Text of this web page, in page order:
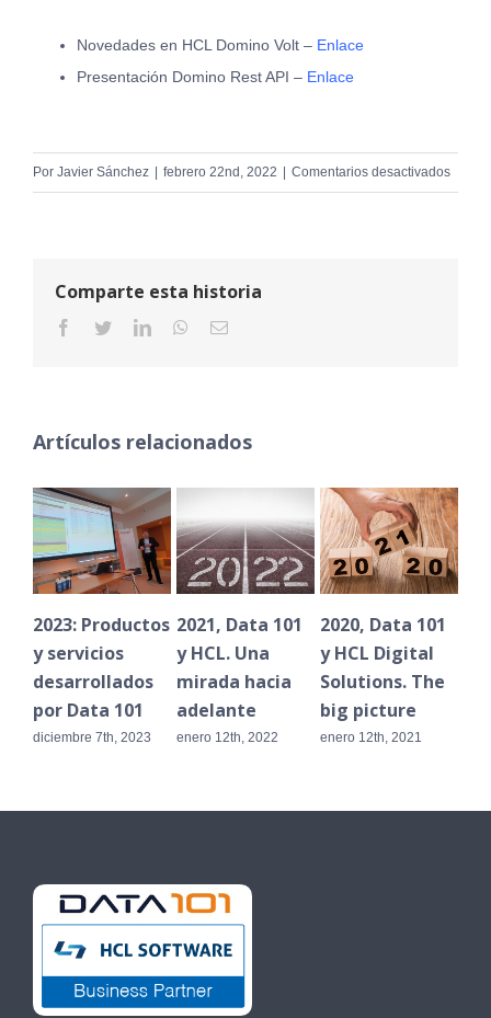
Novedades en HCL Domino Volt – Enlace
Presentación Domino Rest API – Enlace
Por Javier Sánchez febrero 22nd, 2022 Comentarios desactivadosen
Comparte esta historia
facebooktwitterlinkedinwhatsappCorreo
Artículos relacionados
2023: Productos
y servicios
desarrollados
por Data 101
diciembre 7th, 2023
2021, Data 101
y HCL. Una
mirada hacia
adelante
enero 12th, 2022
2020, Data 101
y HCL Digital
Solutions. The
big picture
enero 12th, 2021